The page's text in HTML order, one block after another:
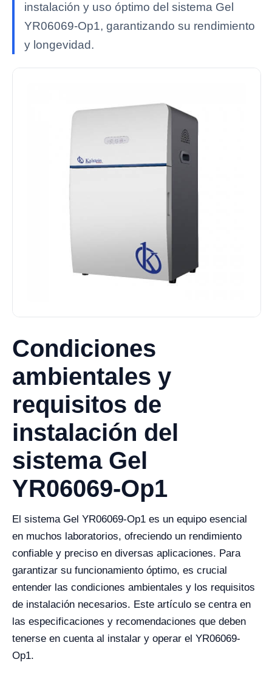
instalación y uso óptimo del sistema Gel
YR06069-Op1, garantizando su rendimiento
y longevidad.
Condiciones
ambientales y
requisitos de
instalación del
sistema Gel
YR06069-Op1
El sistema Gel YR06069-Op1 es un equipo esencial
en muchos laboratorios, ofreciendo un rendimiento
confiable y preciso en diversas aplicaciones. Para
garantizar su funcionamiento óptimo, es crucial
entender las condiciones ambientales y los requisitos
de instalación necesarios. Este artículo se centra en
las especificaciones y recomendaciones que deben
tenerse en cuenta al instalar y operar el YR06069-
Op1.